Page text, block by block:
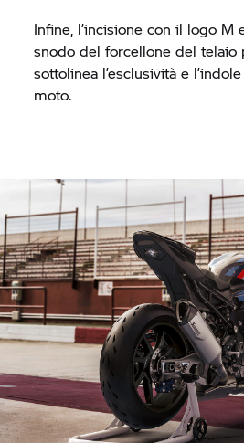
Infine, l’incisione con il logo M
snodo del forcellone del telaio
sottolinea l’esclusività e
moto.